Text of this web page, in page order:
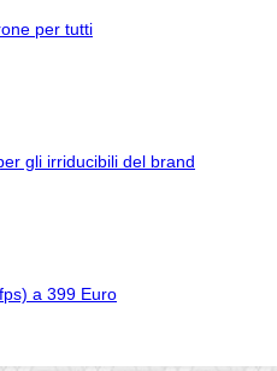
per tutti
gli irriducibili del brand
a 399 Euro